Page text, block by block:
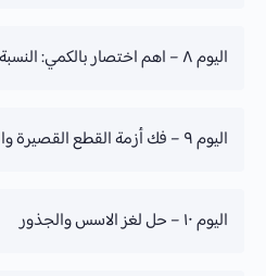
تقدم الدورة
0% Complete
اليوم ٨ – اهم اختصار بالكمي: النسبة
تقدم الدورة
0% Complete
اليوم ٩ – فك أزمة القطع القصيرة والكلمة المختلفة
تقدم الدورة
0% Complete
اليوم ١٠ – حل لغز الاسس والجذور